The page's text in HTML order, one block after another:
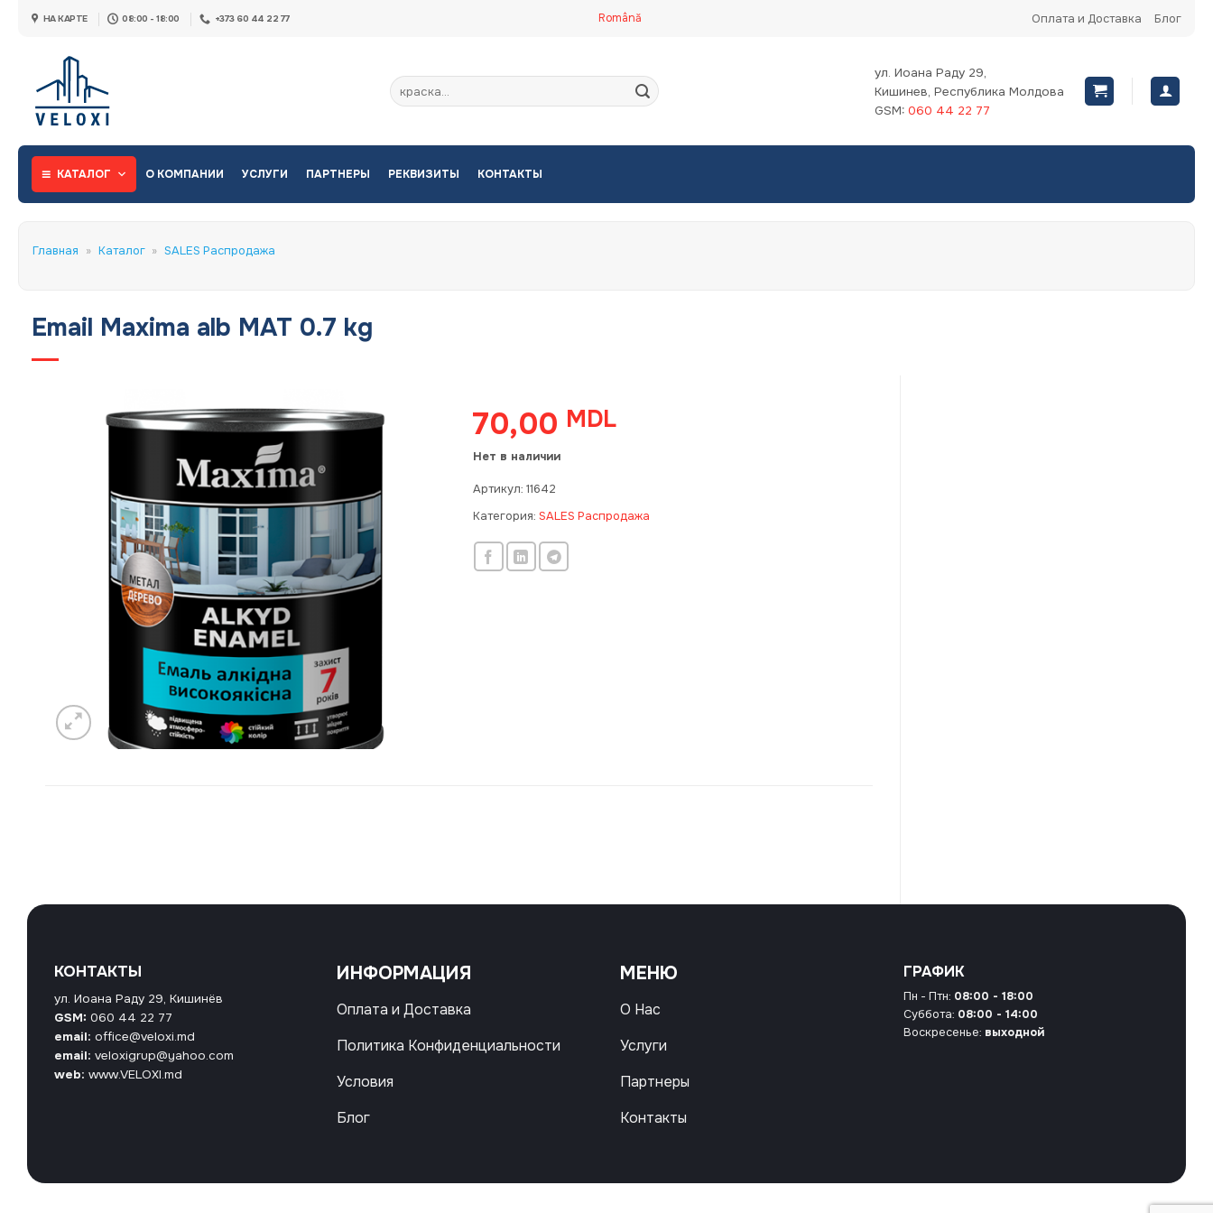
НА КАРТЕ 08:00 - 18:00 +373 60 44 22 77 Română Оплата и Доставка Блог
Искать:
ул. Иоана Раду 29,
Кишинев, Республика Молдова
GSM: 060 44 22 77
КАТАЛОГ О КОМПАНИИ УСЛУГИ ПАРТНЕРЫ РЕКВИЗИТЫ КОНТАКТЫ
Главная » Каталог » SALES Распродажа
Email Maxima alb MAT 0.7 kg
70,00 MDL
Нет в наличии
Артикул: 11642
Категория: SALES Распродажа
КОНТАКТЫ
ул. Иоана Раду 29, Кишинёв
GSM: 060 44 22 77
email: office@veloxi.md
email: veloxigrup@yahoo.com
web: www.VELOXI.md
ИНФОРМАЦИЯ
Оплата и Доставка
Политика Конфиденциальности
Условия
Блог
МЕНЮ
О Нас
Услуги
Партнеры
Контакты
ГРАФИК
Пн - Птн: 08:00 - 18:00
Суббота: 08:00 - 14:00
Воскресенье: выходной